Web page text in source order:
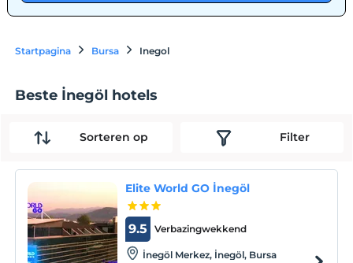
Startpagina Bursa Inegol
Beste İnegöl hotels
Sorteren op Filter
Elite World GO İnegöl
Verbazingwekkend
9.5
İnegöl Merkez, İnegöl, Bursa